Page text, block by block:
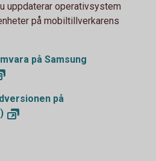
uppdaterar operativsystem
på mobiltillverkarens
på Samsung
på